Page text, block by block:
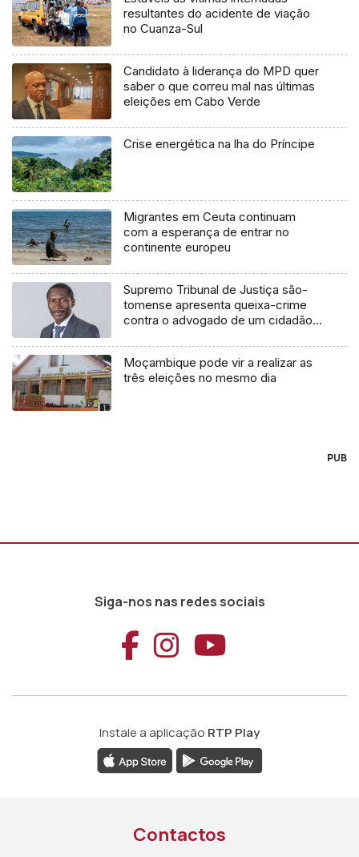
resultantes do acidente de viação
no Cuanza-Sul
Candidato à liderança do MPD quer
saber o que correu mal nas últimas
eleições em Cabo Verde
Crise energética na lha do Príncipe
Migrantes em Ceuta continuam
com a esperança de entrar no
continente europeu
Supremo Tribunal de Justiça são-
tomense apresenta queixa-crime
contra o advogado de um cidadão
Moçambique pode vir a realizar as
três eleições no mesmo dia
PUB
Siga-nos nas redes sociais
Aceder ao
Aceder ao
Aceder
Instale a aplicação RTP Play
Contactos